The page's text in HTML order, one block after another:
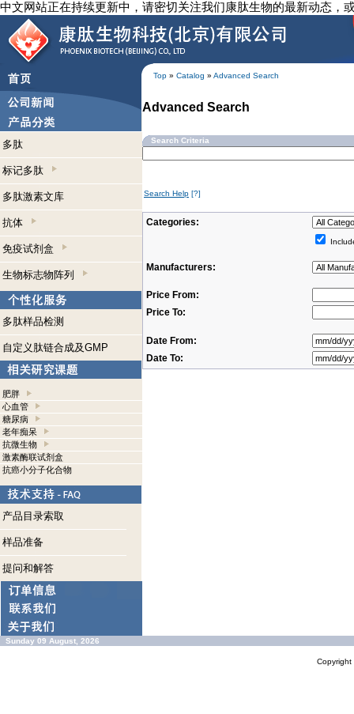
中文网站正在持续更新中，请密切关注我们康肽生物的最新动态，
Top » Catalog » Advanced Search
多肽
标记多肽
多肽激素文库
抗体
免疫试剂盒
生物标志物阵列
多肽样品检测
自定义肽链合成及GMP
肥胖
心血管
糖尿病
老年痴呆
抗微生物
激素酶联试剂盒
抗癌小分子化合物
产品目录索取
样品准备
提问和解答
Advanced Search
Search Criteria
Search Help [?]
Categories:
Manufacturers:
Price From:
Price To:
Date From:
Date To:
Sunday 09 August, 2026